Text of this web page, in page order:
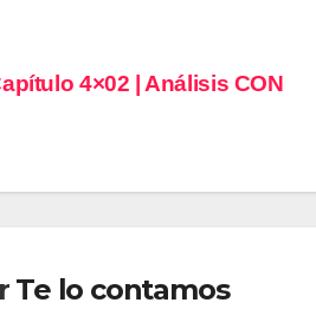
4×02 | Análisis CON
Te lo contamos